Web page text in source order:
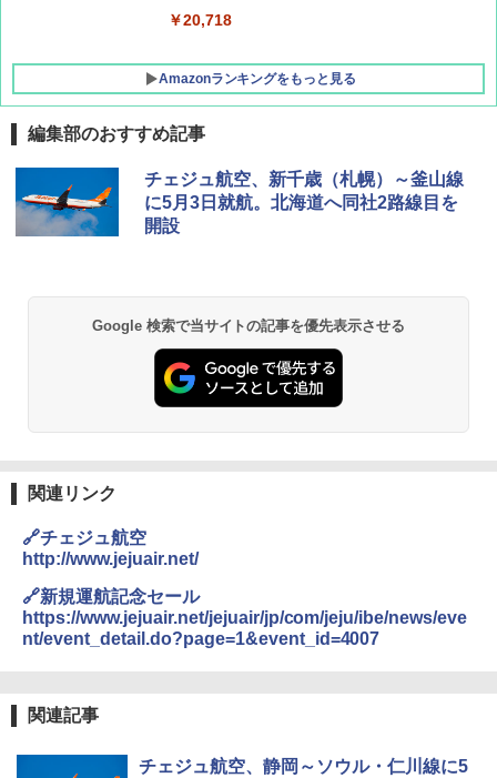
￥20,718
Amazonランキングをもっと見る
BUNDOK(バンドック)ソロ ドーム 1 EX BDK
-08EX カーキ ソロキャンプ ポリエステル フ
レーム テント
026リニューアル 急速冷凍 空間倍増 衛生的
コンパクト 保冷力長持ち
￥2,980
￥6,459
ポインターライト 強力 小型 緑色/赤色/青紫色
USB充電式 高精度 超長距離照射 長時間使用
可能 安全ロック付き 高安全性 金属製耐久 コ
編集部のおすすめ記事
チェジュ航空、新千歳（札幌）～釜山線
に5月3日就航。北海道へ同社2路線目を
開設
Google 検索で当サイトの記事を優先表示させる
関連リンク
🔗チェジュ航空
http://www.jejuair.net/
🔗新規運航記念セール
https://www.jejuair.net/jejuair/jp/com/jeju/ibe/news/eve
nt/event_detail.do?page=1&event_id=4007
関連記事
チェジュ航空、静岡～ソウル・仁川線に5